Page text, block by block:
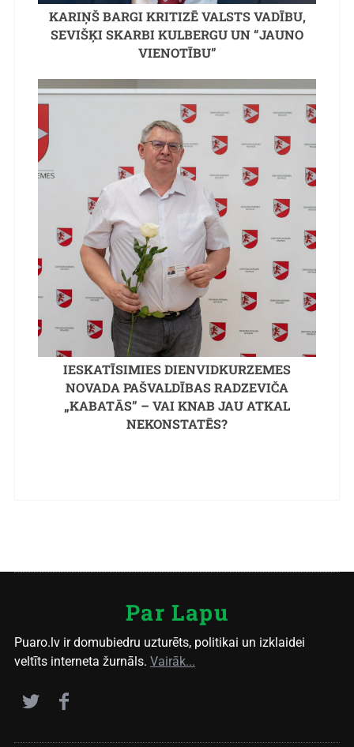
KARIŅŠ BARGI KRITIZĒ VALSTS VADĪBU,
SEVIŠĶI SKARBI KULBERGU UN “JAUNO
VIENOTĪBU”
IESKATĪSIMIES DIENVIDKURZEMES
NOVADA PAŠVALDĪBAS RADZEVIČA
„KABATĀS” – VAI KNAB JAU ATKAL
NEKONSTATĒS?
Par Lapu
Puaro.lv ir domubiedru uzturēts, politikai un izklaidei
veltīts interneta žurnāls. Vairāk...